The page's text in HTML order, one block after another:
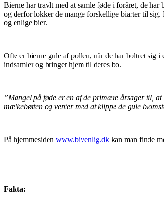
Bierne har travlt med at samle føde i foråret, de
og derfor lokker de mange forskellige biarter til sig.
og enlige bier.
Ofte er bierne gule af pollen, når de har boltret sig
indsamler og bringer hjem til deres bo.
”Mangel på føde er en af de primære årsager til,
mælkebøtten og venter med at klippe de gule
På hjemmesiden www.bivenlig.dk kan man finde
Fakta: